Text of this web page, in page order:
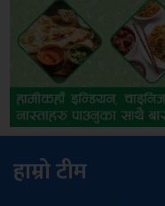
हाम्रो टीम